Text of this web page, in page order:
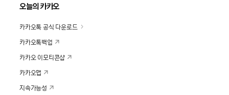
오늘의 카카오
카카오톡 공식 다운로드
카카오톡백업
카카오 이모티콘샵
카카오맵
지속가능성